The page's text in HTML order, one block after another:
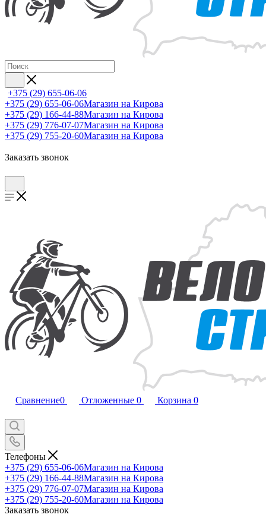
+375 (29) 655-06-06
+375 (29) 655-06-06Магазин на Кирова
+375 (29) 166-44-88Магазин на Кирова
+375 (29) 776-07-07Магазин на Кирова
+375 (29) 755-20-60Магазин на Кирова
Заказать звонок
Сравнение0 Отложенные 0 Корзина 0
Телефоны
+375 (29) 655-06-06Магазин на Кирова
+375 (29) 166-44-88Магазин на Кирова
+375 (29) 776-07-07Магазин на Кирова
+375 (29) 755-20-60Магазин на Кирова
Заказать звонок